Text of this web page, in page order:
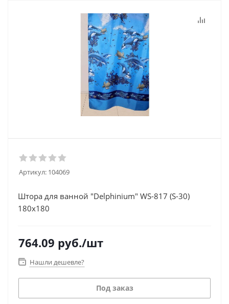
Артикул: 104069
Штора для ванной "Delphinium" WS-817 (S-30)
180х180
764.09 руб./шт
Нашли дешевле?
Под заказ